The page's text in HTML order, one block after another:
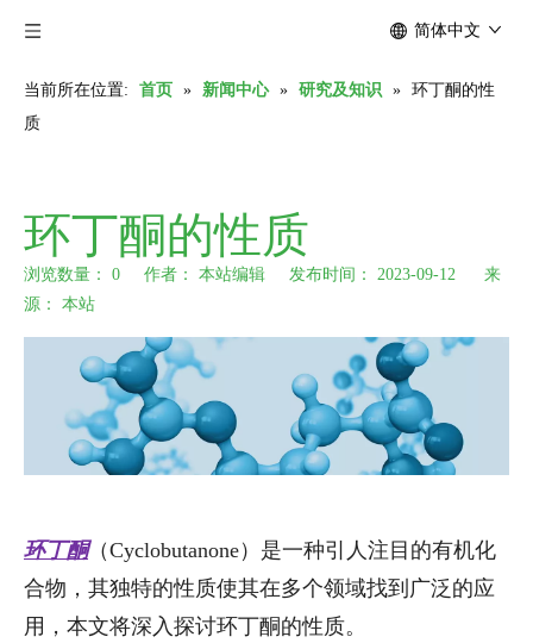
简体中文
当前所在位置: 首页 » 新闻中心 » 研究及知识 » 环丁酮的性
质
环丁酮的性质
浏览数量： 0 作者： 本站编辑 发布时间： 2023-09-12 来
源： 本站
["wechat","weibo","qzone","douban","email"]
环丁酮（Cyclobutanone）是一种引人注目的有机化
合物，其独特的性质使其在多个领域找到广泛的应
用，本文将深入探讨环丁酮的性质。